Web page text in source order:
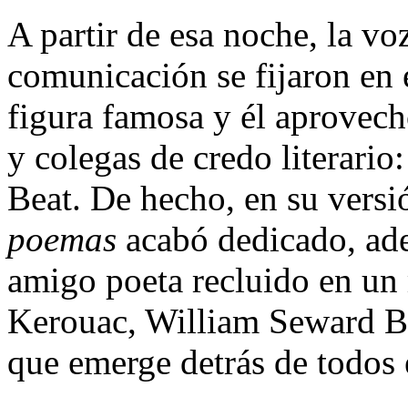
A partir de esa noche, la
comunicación se fijaron
figura famosa y él
y colegas de credo
Beat. De hecho, en su
poemas acabó dedicado,
amigo poeta recluido en
Kerouac, William Seward
que emerge detrás de